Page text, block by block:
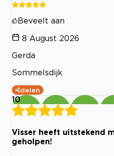
Beveelt aan
8 August 2026
Gerda
Sommelsdijk
delen
10
Visser heeft uitstekend
geholpen!